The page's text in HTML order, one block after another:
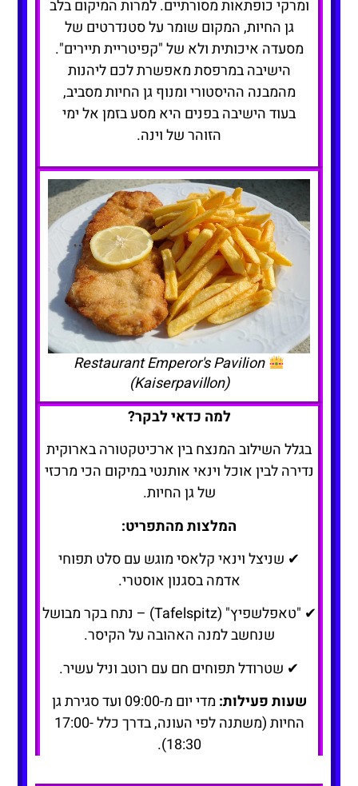
ומרקי כופתאות מסורתיים. למרות המיקום בלב
גן החיות, המקום שומר על סטנדרטים של
מסעדה איכותית ולא של "קפיטריית תיירים".
הישיבה במרפסת מאפשרת לכם ליהנות
מהמבנה ההיסטורי ומנוף גן החיות מסביב,
בעוד הישיבה בפנים היא מסע בזמן אל ימי
הזוהר של וינה.
Restaurant Emperor's Pavilion
(Kaiserpavillon)
למה כדאי לבקר?
בגלל השילוב המנצח בין ארכיטקטורה בארוקית
נדירה לבין אוכל וינאי אותנטי במיקום הכי מרכזי
של גן החיות.
המלצות מהתפריט:
✔ שניצל וינאי קלאסי מוגש עם סלט תפוחי
אדמה בסגנון אוסטרי.
✔ "טאפלשפיץ" (Tafelspitz) – נתח בקר מבושל
שנחשב למנה האהובה על הקיסר.
✔ שטרודל תפוחים חם עם רוטב וניל עשיר.
שעות פעילות:
מדי יום מ-09:00 ועד סגירת גן
החיות (משתנה לפי העונה, בדרך כלל 17:00-
18:30).